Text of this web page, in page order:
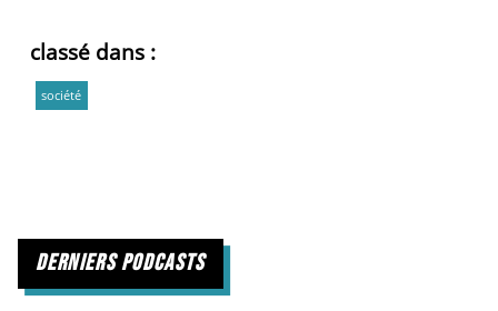
classé dans :
société
derniers podcasts